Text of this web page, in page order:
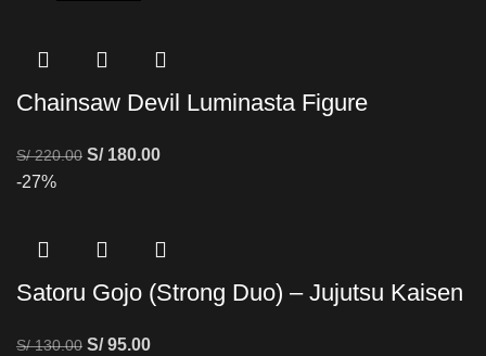
Chainsaw Devil Luminasta Figure
S/220.00 S/180.00
-27%
Satoru Gojo (Strong Duo) – Jujutsu Kaisen
S/130.00 S/95.00